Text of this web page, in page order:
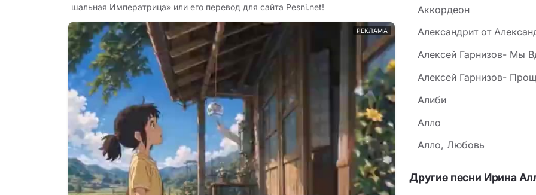
шальная Императрица» или его перевод для сайта Pesni.net!
РЕКЛАМА
Аккордеон
Александрит от
Алексей Гарнизов- Мы
Алексей Гарнизов-
Алиби
Алло
Алло, Любовь
Другие песни Ирина